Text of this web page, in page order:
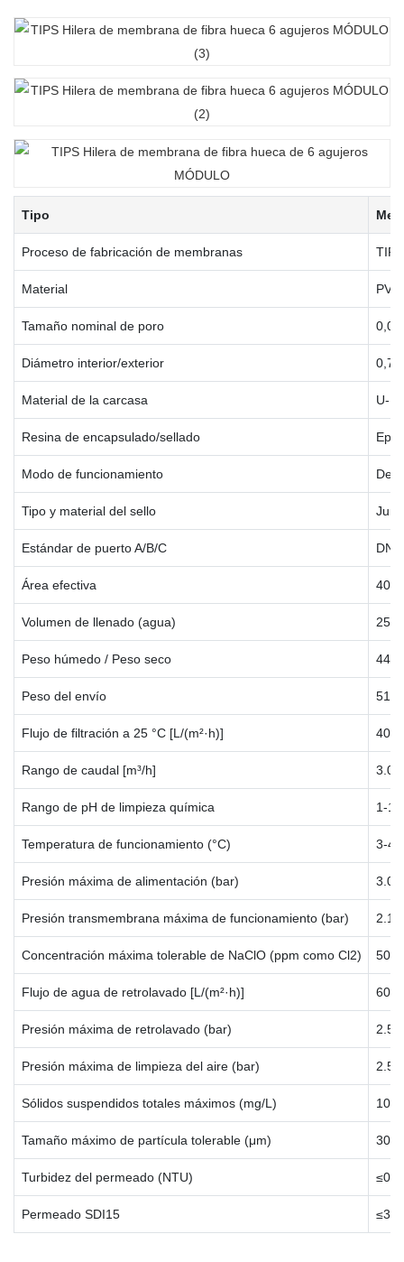
Tipo
Proceso de fabricación de membranas TIPS
Material
Tamaño nominal de poro 0,03
Diámetro interior/exterior 0,7
Material de la carcasa U-
Resina de encapsulado/sellado
Modo de funcionamiento De
Tipo y material del sello
Estándar de puerto A/B/C
Área efectiva 40
Volumen de llenado (agua) 25 L
Peso húmedo / Peso seco 44/
Peso del envío 51
Flujo de filtración a 25 °C [L/(m²·h)] 40-
Rango de caudal [m³/h] 3.0-
Rango de pH de limpieza química 1-13
Temperatura de funcionamiento (°C) 3-40
Presión máxima de alimentación (bar) 3.0
Presión transmembrana máxima de funcionamiento (bar) 2.1
Concentración máxima tolerable de NaClO (ppm como Cl2) 5000
Flujo de agua de retrolavado [L/(m²·h)] 60-
Presión máxima de retrolavado (bar) 2.5
Presión máxima de limpieza del aire (bar) 2.5
Sólidos suspendidos totales máximos (mg/L) 100
Tamaño máximo de partícula tolerable (μm) 300
Turbidez del permeado (NTU) ≤0.1
Permeado SDI15 ≤3.0